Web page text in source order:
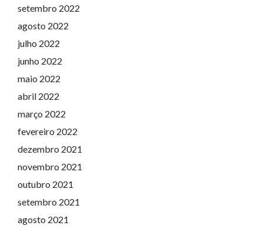
setembro 2022
agosto 2022
julho 2022
junho 2022
maio 2022
abril 2022
março 2022
fevereiro 2022
dezembro 2021
novembro 2021
outubro 2021
setembro 2021
agosto 2021